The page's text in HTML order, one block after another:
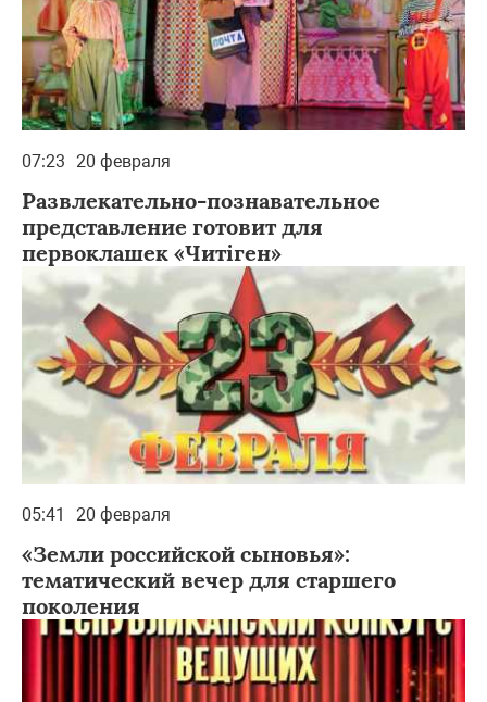
07:23 20 февраля
Развлекательно-познавательное
представление готовит для
первоклашек «Читiген»
05:41 20 февраля
«Земли российской сыновья»:
тематический вечер для старшего
поколения